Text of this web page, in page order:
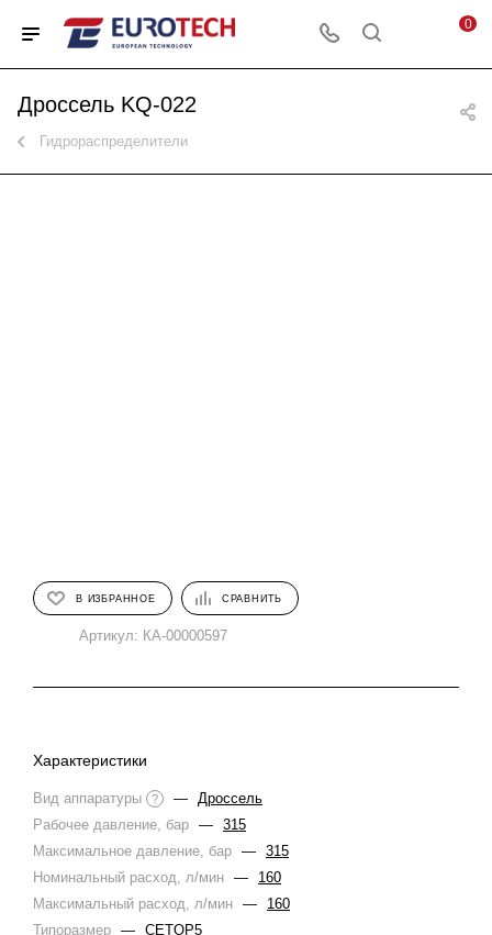
0
Дроссель KQ-022
Гидрораспределители
В ИЗБРАННОЕ СРАВНИТЬ
Артикул: КА-00000597
Характеристики
Вид аппаратуры ? — Дроссель
Рабочее давление, бар — 315
Максимальное давление, бар — 315
Номинальный расход, л/мин —
160
Максимальный расход, л/мин —
160
Типоразмер — CETOP5